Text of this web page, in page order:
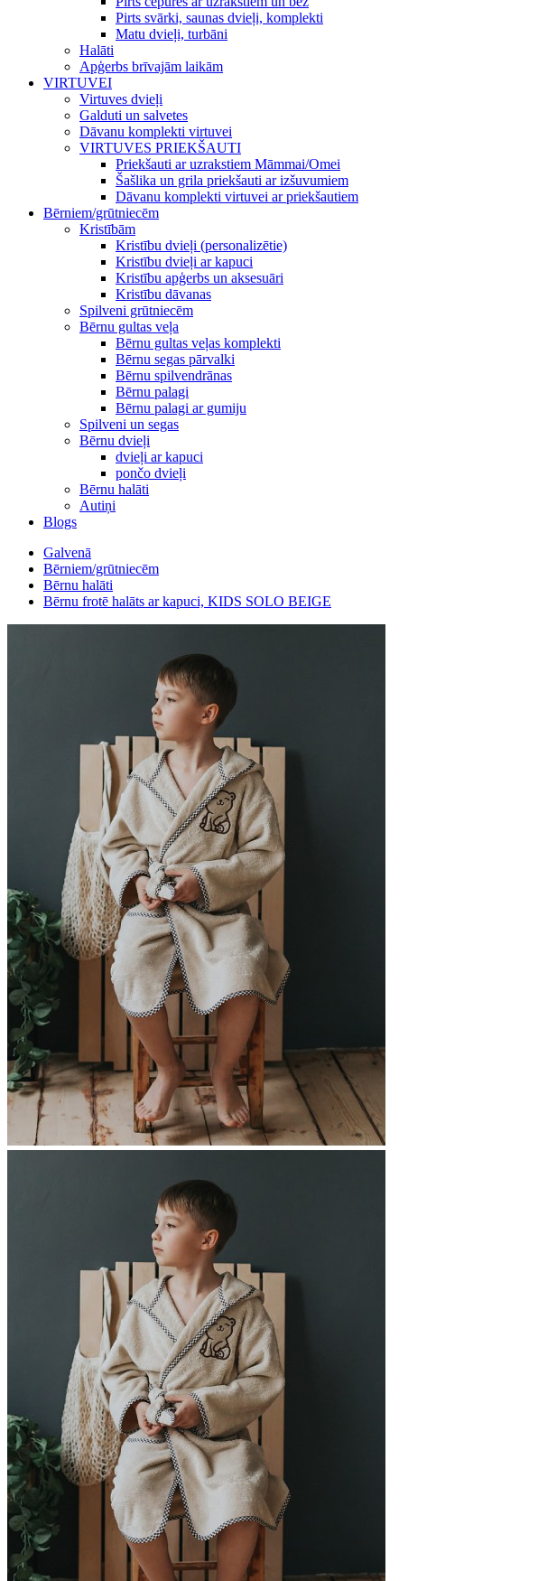
Pirts svārki, saunas dvieļi, komplekti
Matu dvieļi, turbāni
Halāti
Apģerbs brīvajām laikām
VIRTUVEI
Virtuves dvieļi
Galduti un salvetes
Dāvanu komplekti virtuvei
VIRTUVES PRIEKŠAUTI
Priekšauti ar uzrakstiem Māmmai/Omei
Šašlika un grila priekšauti ar izšuvumiem
Dāvanu komplekti virtuvei ar priekšautiem
Bērniem/grūtniecēm
Kristībām
Kristību dvieļi (personalizētie)
Kristību dvieļi ar kapuci
Kristību apģerbs un aksesuāri
Kristību dāvanas
Spilveni grūtniecēm
Bērnu gultas veļa
Bērnu gultas veļas komplekti
Bērnu segas pārvalki
Bērnu spilvendrānas
Bērnu palagi
Bērnu palagi ar gumiju
Spilveni un segas
Bērnu dvieļi
dvieļi ar kapuci
pončo dvieļi
Bērnu halāti
Autiņi
Blogs
Galvenā
Bērniem/grūtniecēm
Bērnu halāti
Bērnu frotē halāts ar kapuci, KIDS SOLO BEIGE